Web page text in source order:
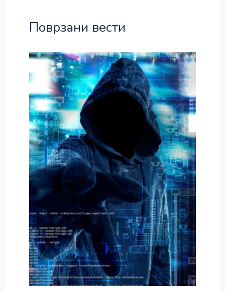
Поврзани вести